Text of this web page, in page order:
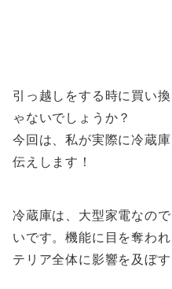
引っ越しをする時に買い
ゃないでしょうか？
今回は、私が実際に冷蔵
伝えします！
冷蔵庫は、大型家電なの
いです。機能に目を奪わ
テリア全体に影響を及ぼす